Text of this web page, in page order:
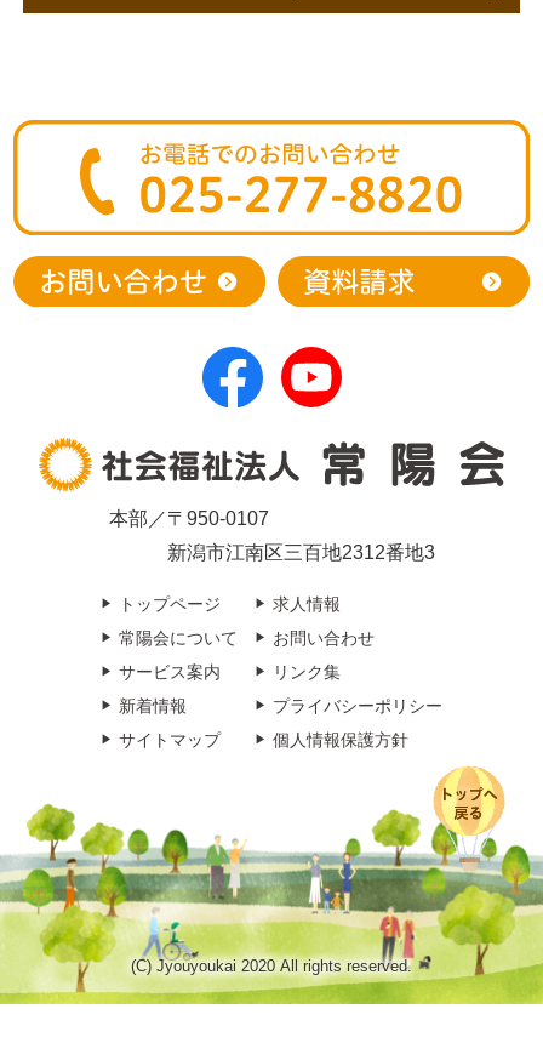
本部／〒950-0107
新潟市江南区三百地2312番地3
トップページ
常陽会について
サービス案内
新着情報
サイトマップ
求人情報
お問い合わせ
リンク集
プライバシーポリシー
個人情報保護方針
(C) Jyouyoukai 2020 All rights reserved.